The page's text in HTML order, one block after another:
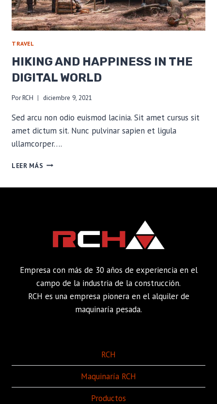
TRAVEL
HIKING AND HAPPINESS IN THE
DIGITAL WORLD
PorRCH diciembre 9, 2021
Sed arcu non odio euismod lacinia. Sit amet cursus sit
amet dictum sit. Nunc pulvinar sapien et ligula
ullamcorper….
LEER MÁS HIKING
Empresa con más de 30 años de experiencia en el
campo de la industria de la construcción.
RCH es una empresa pionera en el alquiler de
maquinaría pesada.
RCH
Maquinaría RCH
Productos